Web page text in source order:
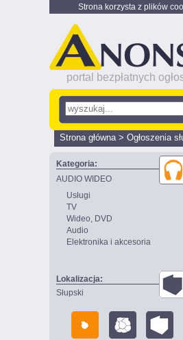
Strona korzysta z plików
portal bezpłatnych
Strona główna> Ogłoszenia
Kategoria:
AUDIO WIDEO
Usługi
TV
Wideo, DVD
Audio
Elektronika i akcesoria
Lokalizacja:
Słupski